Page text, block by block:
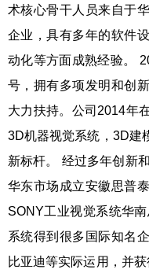
术核心骨干人员来自于
企业，具有多年的软件
动化等方面成熟经验。
号，拥有多项发明和创
大力扶持。公司2014年
3D机器视觉系统，3D建
新标杆。 经过多年创新
华东市场成立安徽思普
SONY工业视觉系统华
系统得到很多国际知名
比亚迪等实际运用，并